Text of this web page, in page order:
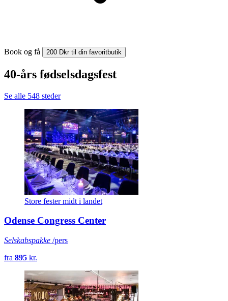
Book og få 200 Dkr til din favoritbutik
40-års fødselsdagsfest
Se alle 548 steder
Store fester midt i landet
Odense Congress Center
Selskabspakke /pers
fra 895 kr.